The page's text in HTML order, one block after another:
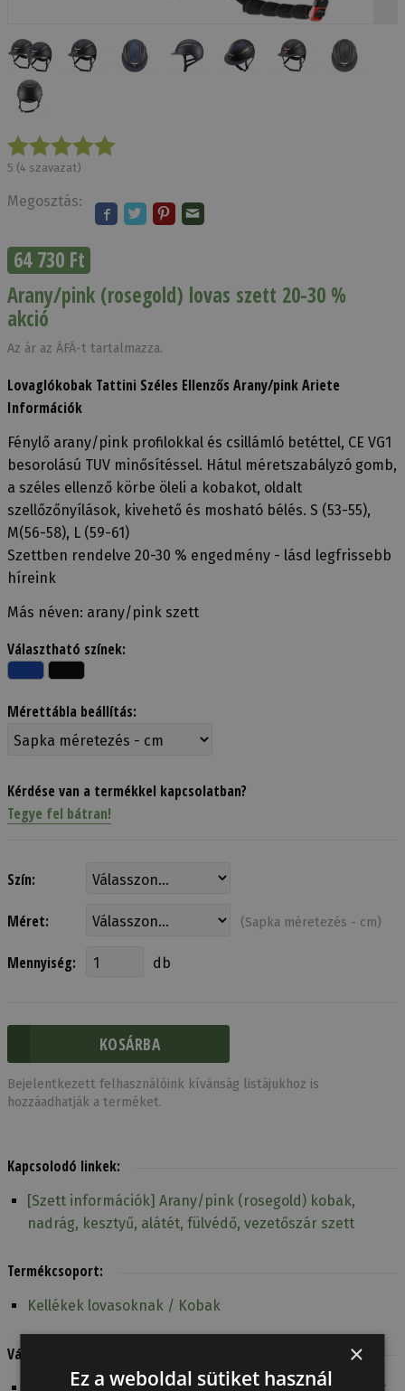
5 (4 szavazat)
Megosztás:
64 730 Ft
Arany/pink (rosegold) lovas szett 20-30 %
akció
Az ár az ÁFÁ-t tartalmazza.
Lovaglókobak Tattini Széles Ellenzős Arany/pink Ariete
Információk
Fénylő arany/pink profilokkal és csillámló betéttel, CE VG1
besorolású TUV minősítéssel. Hátul méretszabályzó gomb,
a széles ellenző körbe öleli a kobakot, oldalt
szellőzőnyílások, kivehető és mosható bélés. S (53-55),
M(56-58), L (59-61)
Szettben rendelve 20-30 % engedmény - lásd legfrissebb
híreink
Más néven: arany/pink szett
Választható színek:
Mérettábla beállítás:
Kérdése van a termékkel kapcsolatban?
Tegye fel bátran!
Szín:
Méret: (Sapka méretezés - cm)
Mennyiség: db
Bejelentkezett felhasználóink kívánság listájukhoz is
hozzáadhatják a terméket.
Kapcsolodó linkek:
[Szett információk] Arany/pink (rosegold) kobak,
nadrág, kesztyű, alátét, fülvédő, vezetőszár szett
Termékcsoport:
Kellékek lovasoknak / Kobak
Válogatások: ×
Ez a weboldal sütiket használ